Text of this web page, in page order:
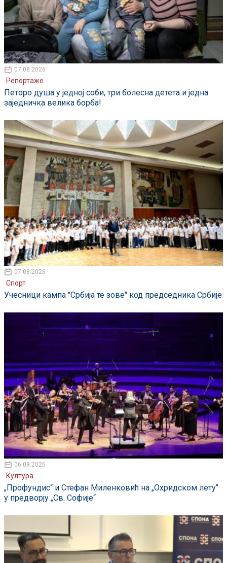
07.08.2026
Репортаже
Петоро душа у једној соби, три болесна детета и једна
заједничка велика борба!
07.08.2026
Спорт
Учесници кампа "Србија те зове" код председника Србије
06.08.2026
Култура
„Профундис“ и Стефан Миленковић на „Охридском лету“
у предворју „Св. Софије“